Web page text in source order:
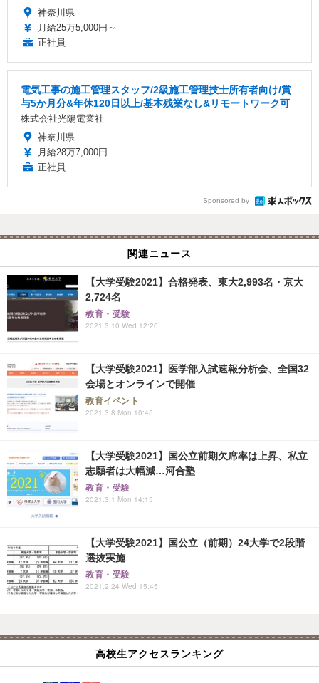
神奈川県
月給25万5,000円～
正社員
電気工事の施工管理スタッフ/2級施工管理技士所有者向け/賞
与5か月分&年休120日以上/基本残業なし&リモートワーク可
株式会社光陽電業社
神奈川県
月給28万7,000円
正社員
Sponsored by
関連ニュース
【大学受験2021】合格発表、東大2,993名・京大
2,724名
教育・受験
2021.3.10 Wed 12:20
【大学受験2021】医学部入試速報分析会、全国32
会場とオンラインで開催
教育イベント
2021.3.8 Mon 10:45
【大学受験2021】国公立前期欠席率は上昇、私立
志願者は大幅減…河合塾
教育・受験
2021.3.1 Mon 14:15
【大学受験2021】国公立（前期）24大学で2段階
選抜実施
教育・受験
2021.2.24 Wed 15:45
高校生アクセスランキング